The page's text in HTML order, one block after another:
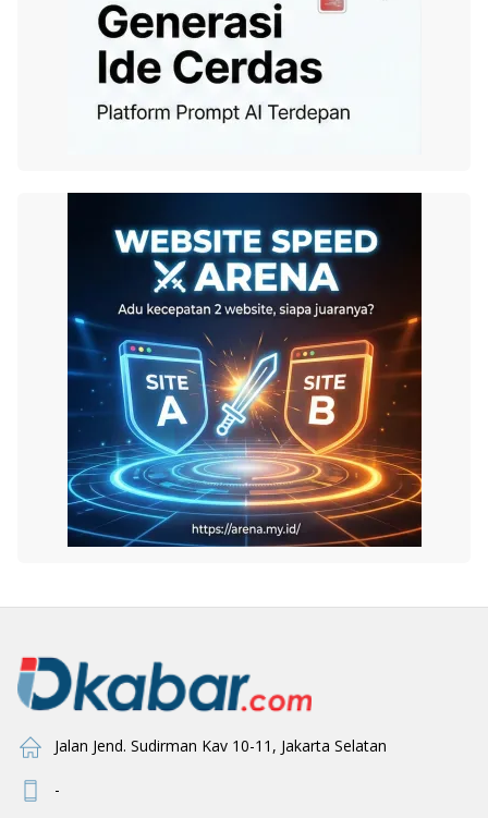
Jalan Jend. Sudirman Kav 10-11, Jakarta Selatan
-